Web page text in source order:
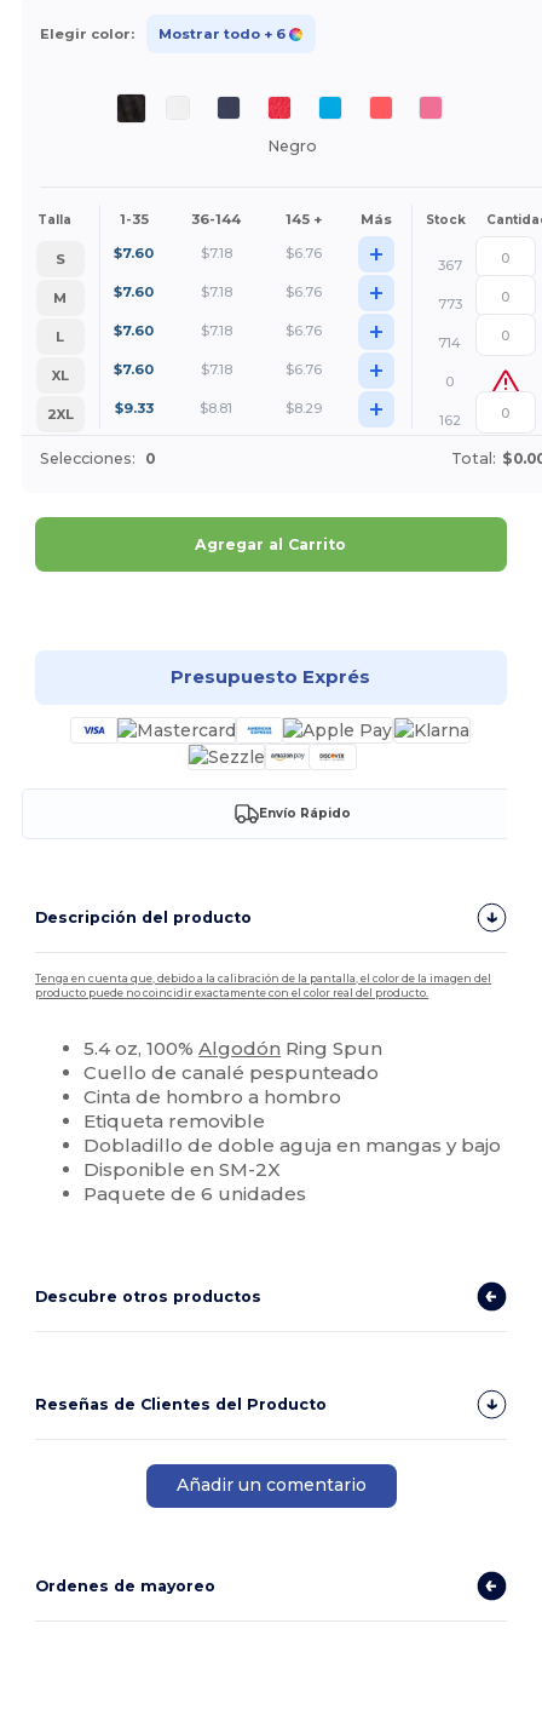
Elegir color: Mostrar todo + 6
Negro
Talla 1-35 36-144 145 + Más Stock
S $7.60 $7.18 $6.76 +
367
M
$7.60 $7.18 $6.76 +
773
L
$7.60 $7.18 $6.76 +
714
XL
$7.60 $7.18 $6.76 +
0
2XL
$9.33 $8.81 $8.29 + 162
Selecciones: 0 Total:
Agregar al Carrito
Presupuesto Exprés
Envío Rápido
Descripción del producto
Tenga en cuenta que, debido a la calibración de la pantalla, el color de la imagen del
producto puede no coincidir exactamente con el color real del producto.
5.4 oz, 100%Algodón Ring Spun
Cuello de canalé pespunteado
Cinta de hombro a hombro
Etiqueta removible
Dobladillo de doble aguja en mangas y bajo
Disponible en SM-2X
Paquete de 6 unidades
Descubre otros productos
Reseñas de Clientes del Producto
Añadir un comentario
Ordenes de mayoreo